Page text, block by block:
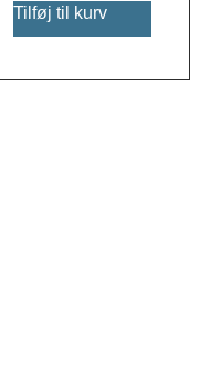
Tilføj til kurv